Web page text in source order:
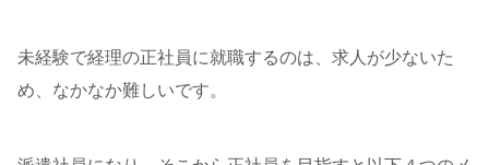
未経験で経理の正社員に就職するのは、求人が少ないた
め、なかなか難しいです。